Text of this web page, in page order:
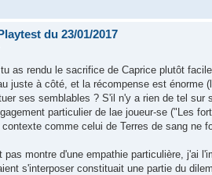
du 23/01/2017
as rendu le sacrifice de Caprice plutôt
juste à côté, et la récompense est énorme
ses semblables ? S'il n'y a rien de tel
particulier de lae joueur-se ("Les
comme celui de Terres de sang ne
pas montre d'une empathie particulière, j'ai
s'interposer constituait une partie du